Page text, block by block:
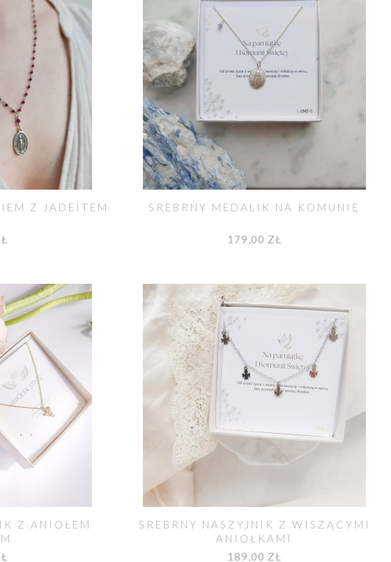
Z JADEITEM SREBRNY MEDALIK NA KOMUNIĘ
179,00 ZŁ
Z ANIOŁEM
SREBRNY NASZYJNIK Z WISZĄCYMI
ANIOŁKAMI
189,00 ZŁ